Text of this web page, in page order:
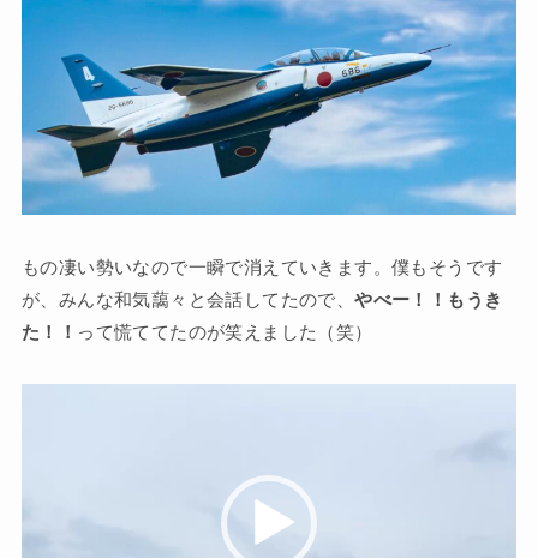
もの凄い勢いなので一瞬で消えていきます。僕もそうです
が、みんな和気藹々と会話してたので、やべー！！もうき
た！！ って慌ててたのが笑えました（笑）